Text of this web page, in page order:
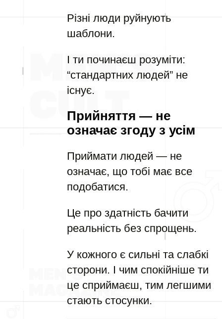
Різні люди руйнують
шаблони.
І ти починаєш розуміти:
“стандартних людей” не
існує.
Прийняття — не
означає згоду з усім
Приймати людей — не
означає, що тобі має все
подобатися.
Це про здатність бачити
реальність без спрощень.
У кожного є сильні та слабкі
сторони. І чим спокійніше ти
це сприймаєш, тим легшими
стають стосунки.